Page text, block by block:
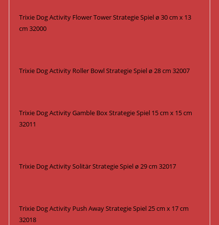
Trixie Dog Activity Flower Tower Strategie Spiel ø 30 cm x 13
cm 32000
Trixie Dog Activity Roller Bowl Strategie Spiel ø 28 cm 32007
Trixie Dog Activity Gamble Box Strategie Spiel 15 cm x 15 cm
32011
Trixie Dog Activity Solitär Strategie Spiel ø 29 cm 32017
Trixie Dog Activity Push Away Strategie Spiel 25 cm x 17 cm
32018